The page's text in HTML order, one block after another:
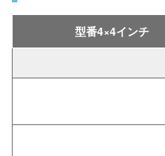
型番4×4インチ